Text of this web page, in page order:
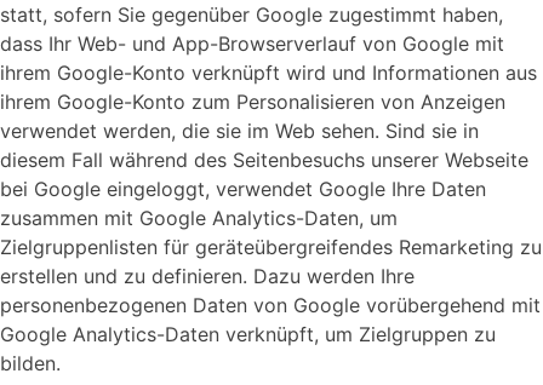
statt, sofern Sie gegenüber Google zugestimmt haben,
dass Ihr Web- und App-Browserverlauf von Google mit
ihrem Google-Konto verknüpft wird und Informationen aus
ihrem Google-Konto zum Personalisieren von Anzeigen
verwendet werden, die sie im Web sehen. Sind sie in
diesem Fall während des Seitenbesuchs unserer Webseite
bei Google eingeloggt, verwendet Google Ihre Daten
zusammen mit Google Analytics-Daten, um
Zielgruppenlisten für geräteübergreifendes Remarketing zu
erstellen und zu definieren. Dazu werden Ihre
personenbezogenen Daten von Google vorübergehend mit
Google Analytics-Daten verknüpft, um Zielgruppen zu
bilden.